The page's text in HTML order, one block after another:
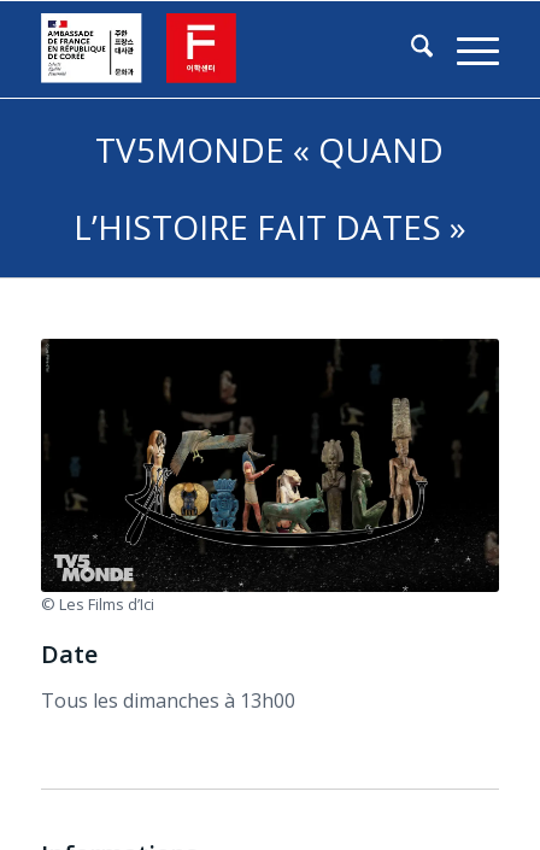
TV5MONDE « QUAND
L’HISTOIRE FAIT DATES »
© Les Films d’Ici
Date
Tous les dimanches à 13h00